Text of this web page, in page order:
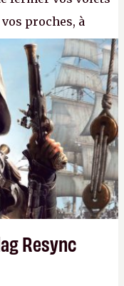
proches, à
vous croisez
Resync